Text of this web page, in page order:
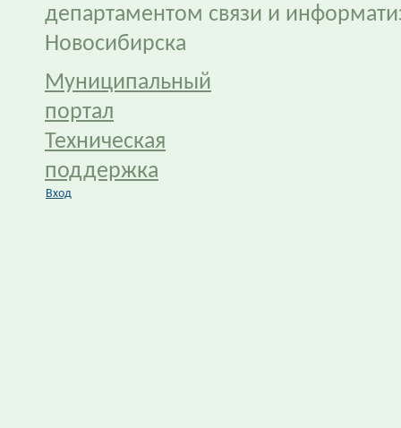
департаментом связи и
Новосибирска
Муниципальный
портал
Техническая
поддержка
Вход